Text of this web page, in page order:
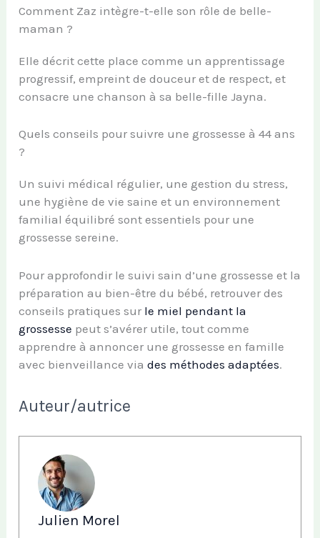
Comment Zaz intègre-t-elle son rôle de belle-
maman ?
Elle décrit cette place comme un apprentissage
progressif, empreint de douceur et de respect, et
consacre une chanson à sa belle-fille Jayna.
Quels conseils pour suivre une grossesse à 44 ans
?
Un suivi médical régulier, une gestion du stress,
une hygiène de vie saine et un environnement
familial équilibré sont essentiels pour une
grossesse sereine.
Pour approfondir le suivi sain d’une grossesse et la
préparation au bien-être du bébé, retrouver des
conseils pratiques sur le miel pendant la
grossesse peut s’avérer utile, tout comme
apprendre à annoncer une grossesse en famille
avec bienveillance viades méthodes adaptées.
Auteur/autrice
Julien Morel